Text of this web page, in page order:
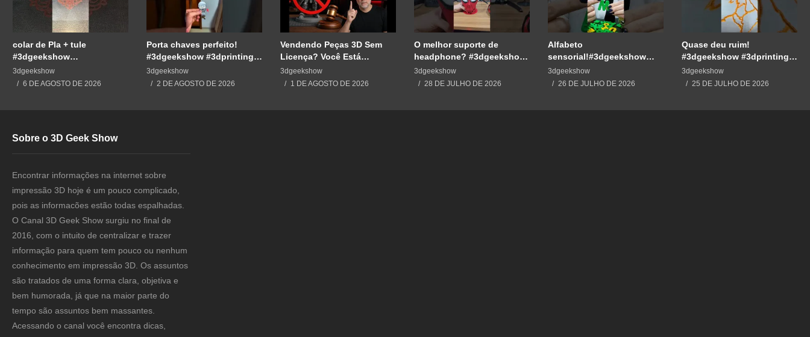
colar de Pla + tule
#3dgeekshow
#impressão3d #3dprint
#3dprinting #impresion3d
3dgeekshow
6 DE AGOSTO DE 2026
Porta chaves perfeito!
#3dgeekshow #3dprinting
#3dprint #impressão3d
#impresion3d
3dgeekshow
2 DE AGOSTO DE 2026
Vendendo Peças 3D Sem
Licença? Você Está
Cometendo um Erro GRAVE
3dgeekshow
1 DE AGOSTO DE 2026
O melhor suporte de
headphone? #3dgeekshow
#impressão3d #3dprinting
#3dprint #spiderman
3dgeekshow
28 DE JULHO DE 2026
Alfabeto
sensorial!#3dgeekshow
#3dprinting #3dprint
#impressão3d #educação
3dgeekshow
26 DE JULHO DE 2026
Quase deu ruim!
#3dgeekshow #3dprinting
#3dprint #impressão3d
#decoration #maker
3dgeekshow
25 DE JULHO DE 2026
Sobre o 3D Geek Show
Encontrar informações na internet sobre
impressão 3D hoje é um pouco complicado,
pois as informacões estão todas espalhadas.
O Canal 3D Geek Show surgiu no final de
2016, com o intuito de centralizar e trazer
informação para quem tem pouco ou nenhum
conhecimento em impressão 3D. Os assuntos
são tratados de uma forma clara, objetiva e
bem humorada, já que na maior parte do
tempo são assuntos bem massantes.
Acessando o canal você encontra dicas,